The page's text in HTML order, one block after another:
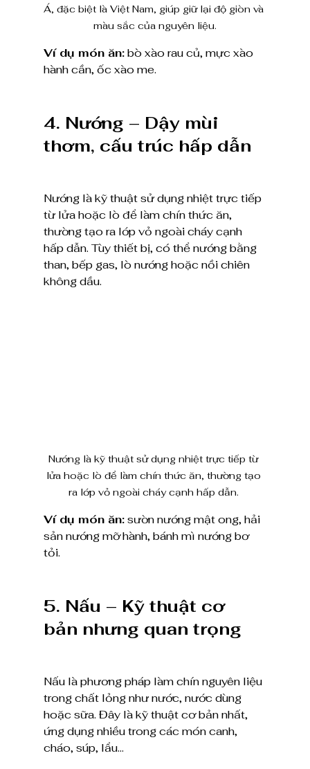
Á, đặc biệt là Việt Nam, giúp giữ lại độ giòn và
màu sắc của nguyên liệu.
Ví dụ món ăn: bò xào rau củ, mực xào
hành cần, ốc xào me.
4. Nướng – Dậy mùi
thơm, cấu trúc hấp dẫn
Nướng là kỹ thuật sử dụng nhiệt trực tiếp
từ lửa hoặc lò để làm chín thức ăn,
thường tạo ra lớp vỏ ngoài cháy cạnh
hấp dẫn. Tùy thiết bị, có thể nướng bằng
than, bếp gas, lò nướng hoặc nồi chiên
không dầu.
Nướng là kỹ thuật sử dụng nhiệt trực tiếp từ
lửa hoặc lò để làm chín thức ăn, thường tạo
ra lớp vỏ ngoài cháy cạnh hấp dẫn.
Ví dụ món ăn: sườn nướng mật ong, hải
sản nướng mỡ hành, bánh mì nướng bơ
tỏi.
5. Nấu – Kỹ thuật cơ
bản nhưng quan trọng
Nấu là phương pháp làm chín nguyên liệu
trong chất lỏng như nước, nước dùng
hoặc sữa. Đây là kỹ thuật cơ bản nhất,
ứng dụng nhiều trong các món canh,
cháo, súp, lẩu…